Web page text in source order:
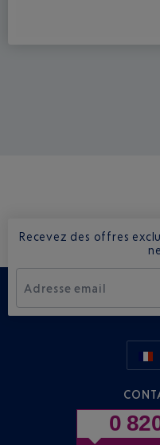
Recevez des offres
Adresse email
0